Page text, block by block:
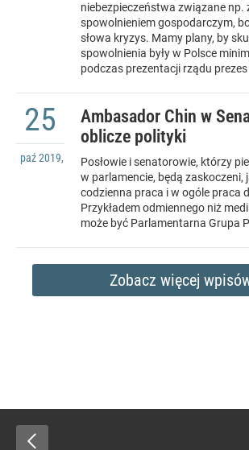
niebezpieczeństwa związane np.
spowolnieniem gospodarczym,
słowa kryzys. Mamy plany, by
spowolnienia były w Polsce
podczas prezentacji rządu prezes
Ambasador Chin w
oblicze polityki
25
paź 2019,
Posłowie i senatorowie, którzy
w parlamencie, będą zaskoczeni,
codzienna praca i w ogóle praca
Przykładem odmiennego niż
może być Parlamentarna Grupa
Zobacz więcej